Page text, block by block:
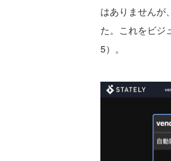
はありませんが
た。これをビジ
5）。